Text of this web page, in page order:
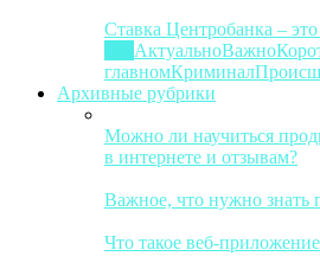
Ставка Центробанка –
АктуальноВажно
главномКриминал
Архивные рубрики
Можно ли научиться
в интернете и отзывам?
Важное, что нужно знать
Что такое веб-